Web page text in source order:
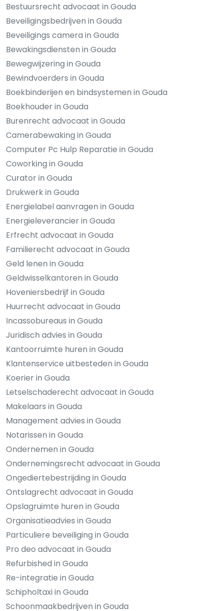
Bestuursrecht advocaat in Gouda
Beveiligingsbedrijven in Gouda
Beveiligings camera in Gouda
Bewakingsdiensten in Gouda
Bewegwijzering in Gouda
Bewindvoerders in Gouda
Boekbinderijen en bindsystemen in Gouda
Boekhouder in Gouda
Burenrecht advocaat in Gouda
Camerabewaking in Gouda
Computer Pc Hulp Reparatie in Gouda
Coworking in Gouda
Curator in Gouda
Drukwerk in Gouda
Energielabel aanvragen in Gouda
Energieleverancier in Gouda
Erfrecht advocaat in Gouda
Familierecht advocaat in Gouda
Geld lenen in Gouda
Geldwisselkantoren in Gouda
Hoveniersbedrijf in Gouda
Huurrecht advocaat in Gouda
Incassobureaus in Gouda
Juridisch advies in Gouda
Kantoorruimte huren in Gouda
Klantenservice uitbesteden in Gouda
Koerier in Gouda
Letselschaderecht advocaat in Gouda
Makelaars in Gouda
Management advies in Gouda
Notarissen in Gouda
Ondernemen in Gouda
Ondernemingsrecht advocaat in Gouda
Ongediertebestrijding in Gouda
Ontslagrecht advocaat in Gouda
Opslagruimte huren in Gouda
Organisatieadvies in Gouda
Particuliere beveiliging in Gouda
Pro deo advocaat in Gouda
Refurbished in Gouda
Re-integratie in Gouda
Schipholtaxi in Gouda
Schoonmaakbedrijven in Gouda